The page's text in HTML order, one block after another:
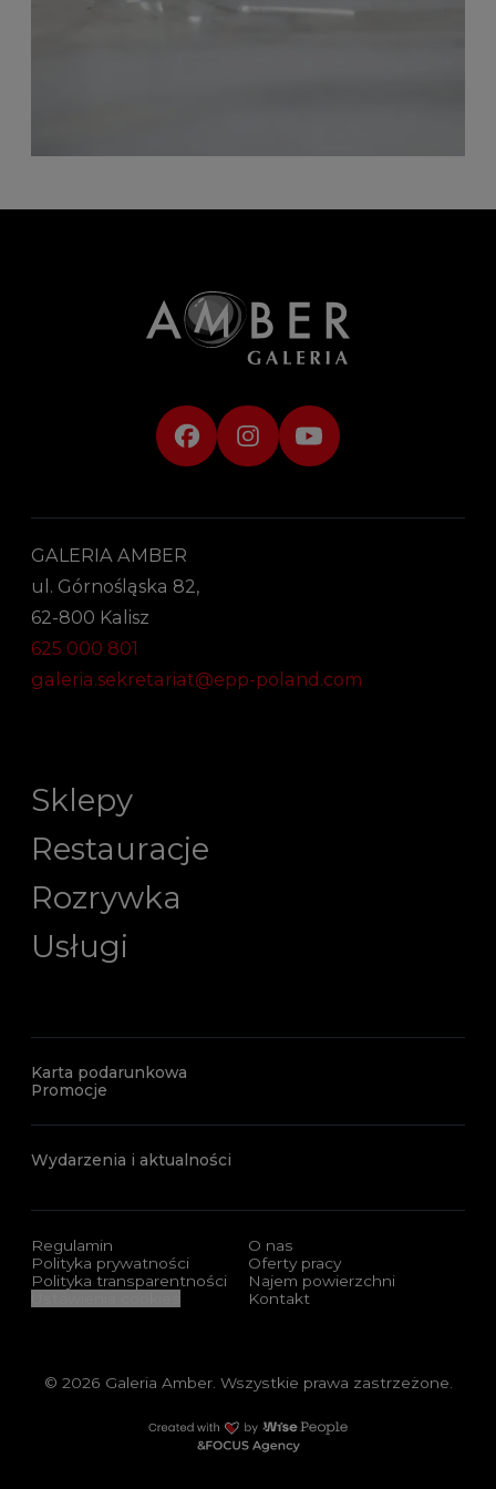
GALERIA AMBER
ul. Górnośląska 82,
62-800 Kalisz
625 000 801
galeria.sekretariat@epp-poland.com
Sklepy
Restauracje
Rozrywka
Usługi
Karta podarunkowa
Promocje
Wydarzenia i aktualności
Regulamin
Polityka prywatności
Polityka transparentności
O nas
Oferty pracy
Najem powierzchni
Kontakt
© 2026 Galeria Amber. Wszystkie prawa zastrzeżone.